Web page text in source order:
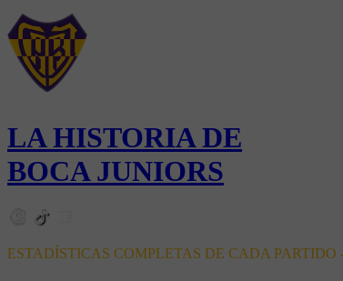
LA HISTORIA DE
BOCA JUNIORS
ESTADÍSTICAS COMPLETAS DE CADA